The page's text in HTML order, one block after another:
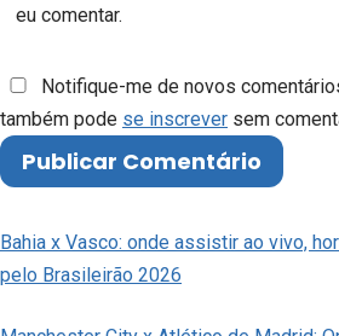
eu comentar.
Notifique-me de novos
também pode se inscrever sem
Bahia x Vasco: onde assistir ao vivo,
pelo Brasileirão 2026